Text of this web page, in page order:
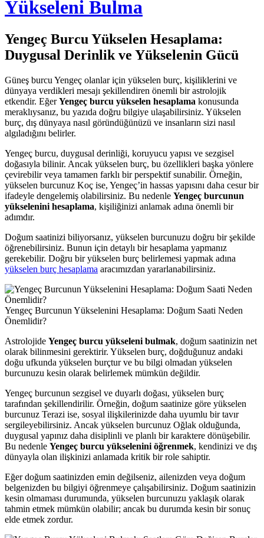
Yükseleni Bulma
Yengeç Burcu Yükselen Hesaplama:
Duygusal Derinlik ve Yükselenin Gücü
Güneş burcu Yengeç olanlar için yükselen burç, kişiliklerini ve
dünyaya verdikleri mesajı şekillendiren önemli bir astrolojik
etkendir. EğerYengeç burcu yükselen hesaplama konusunda
meraklıysanız, bu yazıda doğru bilgiye ulaşabilirsiniz. Yükselen
burç, dış dünyaya nasıl göründüğünüzü ve insanların sizi nasıl
algıladığını belirler.
Yengeç burcu, duygusal derinliği, koruyucu yapısı ve sezgisel
doğasıyla bilinir. Ancak yükselen burç, bu özellikleri başka yönlere
çevirebilir veya tamamen farklı bir perspektif sunabilir. Örneğin,
yükselen burcunuz Koç ise, Yengeç’in hassas yapısını daha cesur bir
ifadeyle dengelemiş olabilirsiniz. Bu nedenle Yengeç burcunun
yükselenini hesaplama, kişiliğinizi anlamak adına önemli bir
adımdır.
Doğum saatinizi biliyorsanız, yükselen burcunuzu doğru bir şekilde
öğrenebilirsiniz. Bunun için detaylı bir hesaplama yapmanız
gerekebilir. Doğru bir yükselen burç belirlemesi yapmak adına
yükselen burç hesaplama aracımızdan yararlanabilirsiniz.
Yengeç Burcunun Yükselenini Hesaplama: Doğum Saati Neden
Önemlidir?
Astrolojide Yengeç burcu yükseleni bulmak, doğum saatinizin net
olarak bilinmesini gerektirir. Yükselen burç, doğduğunuz andaki
doğu ufkunda yükselen burçtur ve bu bilgi olmadan yükselen
burcunuzu kesin olarak belirlemek mümkün değildir.
Yengeç burcunun sezgisel ve duyarlı doğası, yükselen burç
tarafından şekillendirilir. Örneğin, doğum saatinize göre yükselen
burcunuz Terazi ise, sosyal ilişkilerinizde daha uyumlu bir tavır
sergileyebilirsiniz. Ancak yükselen burcunuz Oğlak olduğunda,
duygusal yapınız daha disiplinli ve planlı bir karaktere dönüşebilir.
Bu nedenle Yengeç burcu yükselenini öğrenmek, kendinizi ve dış
dünyayla olan ilişkinizi anlamada kritik bir role sahiptir.
Eğer doğum saatinizden emin değilseniz, ailenizden veya doğum
belgenizden bu bilgiyi öğrenmeye çalışabilirsiniz. Doğum saatinizin
kesin olmaması durumunda, yükselen burcunuzu yaklaşık olarak
tahmin etmek mümkün olabilir; ancak bu durumda kesin bir sonuç
elde etmek zordur.